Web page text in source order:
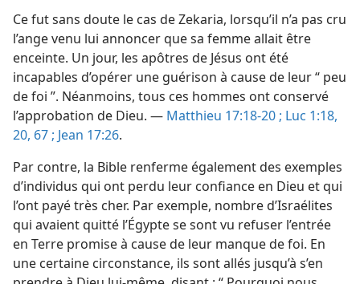
Ce fut sans doute le cas de Zekaria, lorsqu’il n’a pas cru
l’ange venu lui annoncer que sa femme allait être
enceinte. Un jour, les apôtres de Jésus ont été
incapables d’opérer une guérison à cause de leur “ peu
de foi ”. Néanmoins, tous ces hommes ont conservé
l’approbation de Dieu. — Matthieu 17:18-20 ; Luc 1:18,
20, 67 ; Jean 17:26.
Par contre, la Bible renferme également des exemples
d’individus qui ont perdu leur confiance en Dieu et qui
l’ont payé très cher. Par exemple, nombre d’Israélites
qui avaient quitté l’Égypte se sont vu refuser l’entrée
en Terre promise à cause de leur manque de foi. En
une certaine circonstance, ils sont allés jusqu’à s’en